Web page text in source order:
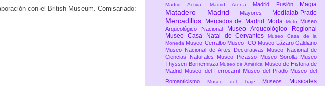
con el British Museum. Comisariado:
Madrid Activa! Madrid Arena Madrid Fusión Magia
Matadero Madrid Mayores Medialab-Prado
Mercadillos Mercados de Madrid ModaMoto Museo
Arqueológico Nacional
Museo Arqueológico Regional
Museo Casa Natal de Cervantes
Museo Casa de la
Moneda Museo Cerralbo Museo ICO Museo Lázaro Galdiano
Museo Nacional de Artes Decorativas Museo Nacional de
Ciencias Naturales Museo Picasso Museo Sorolla Museo
Thyssen-BornemiszaMuseo de América Museo de Historia de
Madrid
Museo del Ferrocarril Museo del Prado Museo del
Romanticismo
Museo del Traje Museos Musicales